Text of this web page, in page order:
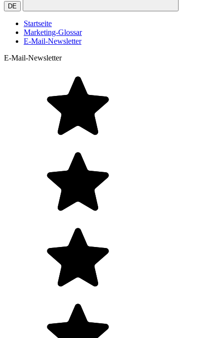
DE
Startseite
Marketing-Glossar
E-Mail-Newsletter
E-Mail-Newsletter